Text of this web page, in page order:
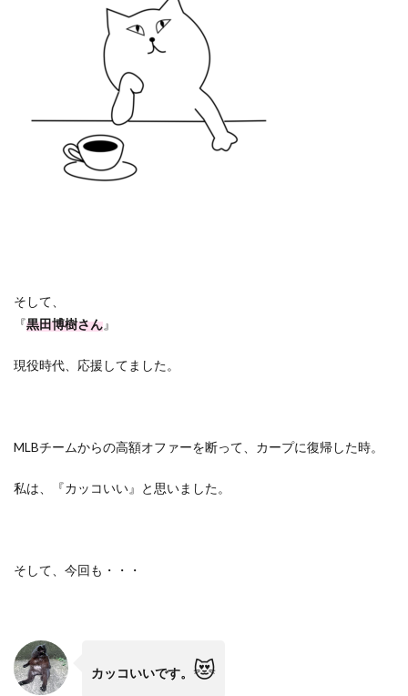
そして、
『黒田博樹さん』
現役時代、応援してました。
MLBチームからの高額オファーを断って、カープに復帰した時。
私は、『カッコいい』と思いました。
そして、今回も・・・
カッコいいです。 😻